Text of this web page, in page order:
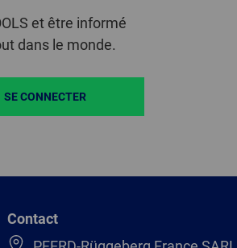
et être informé
dans le monde.
SE CONNECTER
Contact